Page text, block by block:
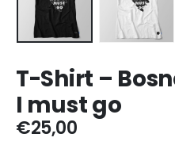
T-Shirt –
I must go
€25,00